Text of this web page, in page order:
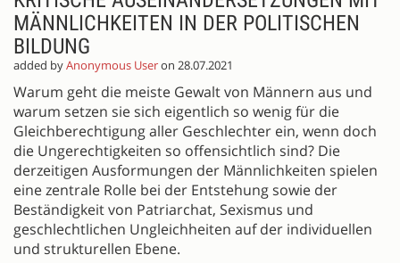
MÄNNLICHKEITEN IN DER POLITISCHEN
BILDUNG
added byAnonymous Useron 28.07.2021
Warum geht die meiste Gewalt von Männern aus und
warum setzen sie sich eigentlich so wenig für die
Gleichberechtigung aller Geschlechter ein, wenn doch
die Ungerechtigkeiten so offensichtlich sind? Die
derzeitigen Ausformungen der Männlichkeiten spielen
eine zentrale Rolle bei der Entstehung sowie der
Beständigkeit von Patriarchat, Sexismus und
geschlechtlichen Ungleichheiten auf der individuellen
und strukturellen Ebene.